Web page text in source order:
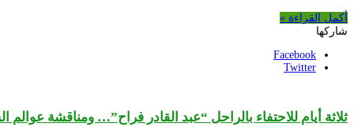
أكمل القراءة »
شاركها
Facebook
Twitter
ثلاثة أيام للاحتفاء بالراحل “عبد القادر فراح”… ومناقشة عوالم